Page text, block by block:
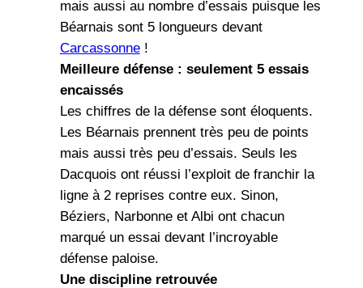
mais aussi au nombre d’essais puisque les
Béarnais sont 5 longueurs devant
Carcassonne!
Meilleure défense : seulement 5 essais
encaissés
Les chiffres de la défense sont éloquents.
Les Béarnais prennent très peu de points
mais aussi très peu d’essais. Seuls les
Dacquois ont réussi l’exploit de franchir la
ligne à 2 reprises contre eux. Sinon,
Béziers, Narbonne et Albi ont chacun
marqué un essai devant l’incroyable
défense paloise.
Une discipline retrouvée